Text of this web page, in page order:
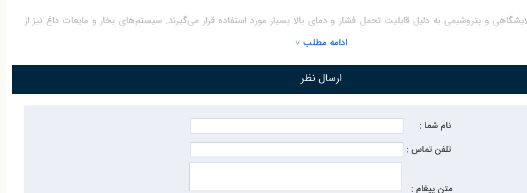
و پتروشیمی به دلیل قابلیت تحمل فشار و دمای بالا بسیار مورد استفاده قرار می‌گیرند. سیستم‌های بخار و مایعات داغ نیز از
قیمت بوشن و نیم بوشن ساکت ولد و سفارش محصول، مرکز تاسیسات آماده ارائه خدمات
ادامه مطلب ˅
ارسال نظر
نام شما :
تلفن تماس :
متن پیغام :